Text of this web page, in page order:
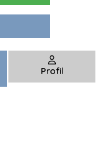
Profil